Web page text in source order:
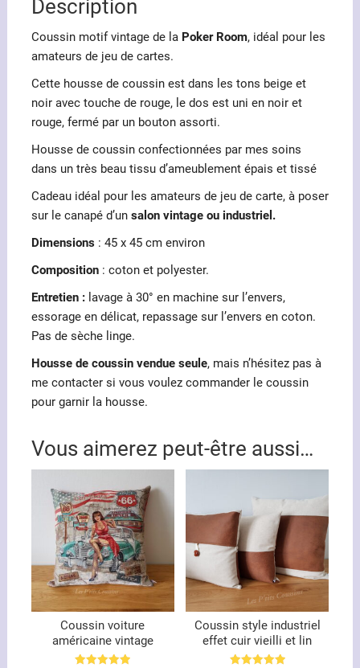
Description
Coussin motif vintage de la Poker Room, idéal pour les
amateurs de jeu de cartes.
Cette housse de coussin est dans les tons beige et
noir avec touche de rouge, le dos est uni en noir et
rouge, fermé par un bouton assorti.
Housse de coussin confectionnées par mes soins
dans un très beau tissu d’ameublement épais et tissé
Cadeau idéal pour les amateurs de jeu de carte, à poser
sur le canapé d’unsalon vintage ou industriel.
Dimensions: 45 x 45 cm environ
Composition: coton et polyester.
Entretien :lavage à 30° en machine sur l’envers,
essorage en délicat, repassage sur l’envers en coton.
Pas de sèche linge.
Housse de coussin vendue seule, mais n’hésitez pas à
me contacter si vous voulez commander le coussin
pour garnir la housse.
Vous aimerez peut-être aussi…
Coussin voiture
américaine vintage
Coussin style industriel
effet cuir vieilli et lin